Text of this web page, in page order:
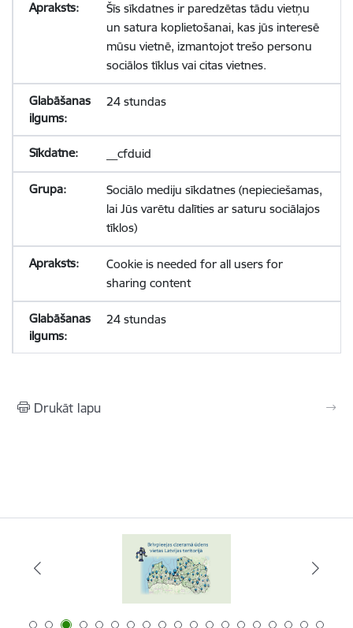
Šīs sīkdatnes ir paredzētas tādu vietņu
un satura koplietošanai, kas jūs interesē
mūsu vietnē, izmantojot trešo personu
sociālos tīklus vai citas vietnes.
24 stundas
__cfduid
Sociālo mediju sīkdatnes (nepieciešamas,
lai Jūs varētu dalīties ar saturu sociālajos
tīklos)
Cookie is needed for all users for
sharing content
24 stundas
Drukāt lapu